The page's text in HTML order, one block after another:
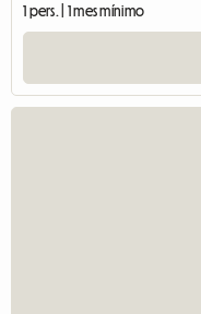
1 pers. | 1 mes mínimo